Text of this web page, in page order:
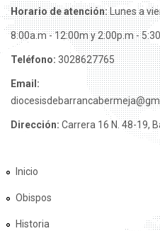
Horario de atención:Lunes a
8:00a.m - 12:00m y 2:00p.m -
Teléfono: 3028627765
Email:
Dirección: Carrera 16 N. 48-19,
Inicio
Obispos
Historia